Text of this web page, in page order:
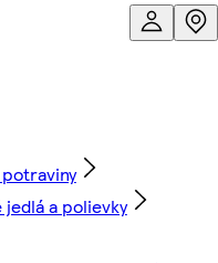
a polievky